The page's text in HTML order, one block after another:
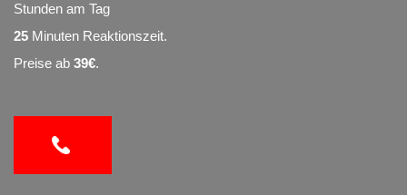
Stunden am Tag
25 Minuten Reaktionszeit.
Preise ab 39€.